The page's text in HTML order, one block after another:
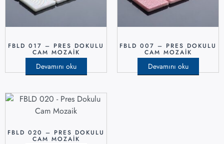
FBLD 017 – PRES DOKULU
CAM MOZAIK
Devamını oku
FBLD 007 – PRES DOKULU
CAM MOZAIK
Devamını oku
FBLD 020 – PRES DOKULU
CAM MOZAIK